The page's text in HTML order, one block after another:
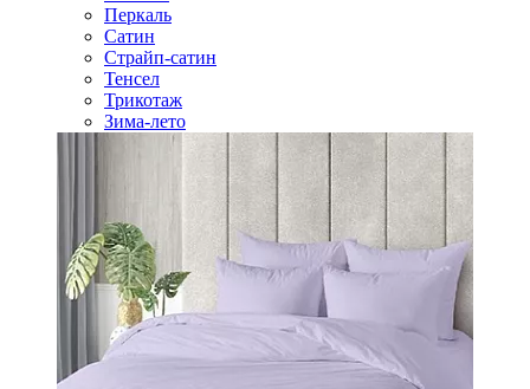
Перкаль
Сатин
Страйп-сатин
Тенсел
Трикотаж
Зима-лето